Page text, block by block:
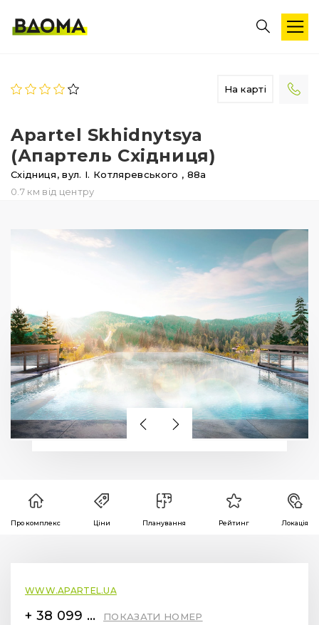
На карті
Apartel Skhidnytsya
(Апартель Східниця)
Східниця,вул. І. Котляревського , 88а
0.7 км від центру
Про комплекс Ціни Планування Рейтинг Локація
WWW.APARTEL.UA
+ 38 099 78 78 287 ПОКАЗАТИ НОМЕР